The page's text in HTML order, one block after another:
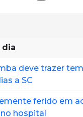
dia
deve trazer
a SC
ferido em
hospital